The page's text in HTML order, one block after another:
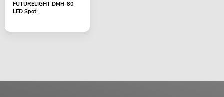
FUTURELIGHT DMH-80
LED Spot